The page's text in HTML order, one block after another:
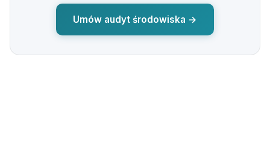
Umów audyt środowiska →